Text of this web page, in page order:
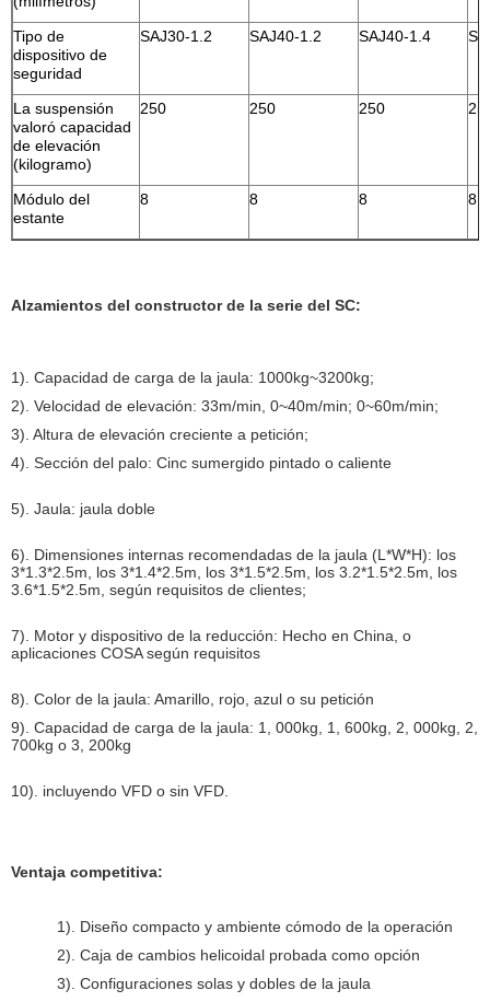
Tipo de
dispositivo de
seguridad
SAJ30-1.2 SAJ40-1.2 SAJ40-1.4
La suspensión
valoró capacidad
de elevación
(kilogramo)
250 250 250
Módulo del
estante
8 8 8 8
Alzamientos del constructor de la serie del SC:
1). Capacidad de carga de la jaula: 1000kg~3200kg;
2). Velocidad de elevación: 33m/min, 0~40m/min; 0~60m/min;
3). Altura de elevación creciente a petición;
4). Sección del palo: Cinc sumergido pintado o caliente
5). Jaula: jaula doble
6). Dimensiones internas recomendadas de la jaula (L*W*H): los
3*1.3*2.5m, los 3*1.4*2.5m, los 3*1.5*2.5m, los 3.2*1.5*2.5m, los
3.6*1.5*2.5m, según requisitos de clientes;
7). Motor y dispositivo de la reducción: Hecho en China, o
aplicaciones COSA según requisitos
8). Color de la jaula: Amarillo, rojo, azul o su petición
9). Capacidad de carga de la jaula: 1, 000kg, 1, 600kg, 2, 000kg, 2,
700kg o 3, 200kg
10). incluyendo VFD o sin VFD.
Ventaja competitiva:
1). Diseño compacto y ambiente cómodo de la operación
2). Caja de cambios helicoidal probada como opción
3). Configuraciones solas y dobles de la jaula